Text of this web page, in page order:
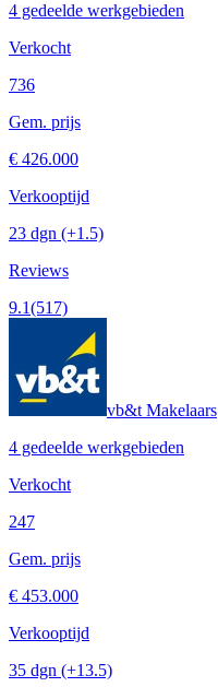
4 gedeelde werkgebieden
Verkocht
736
Gem. prijs
€ 426.000
Verkooptijd
23 dgn (+1.5)
Reviews
9.1(517)
vb&t Makelaars
4 gedeelde werkgebieden
Verkocht
247
Gem. prijs
€ 453.000
Verkooptijd
35 dgn (+13.5)